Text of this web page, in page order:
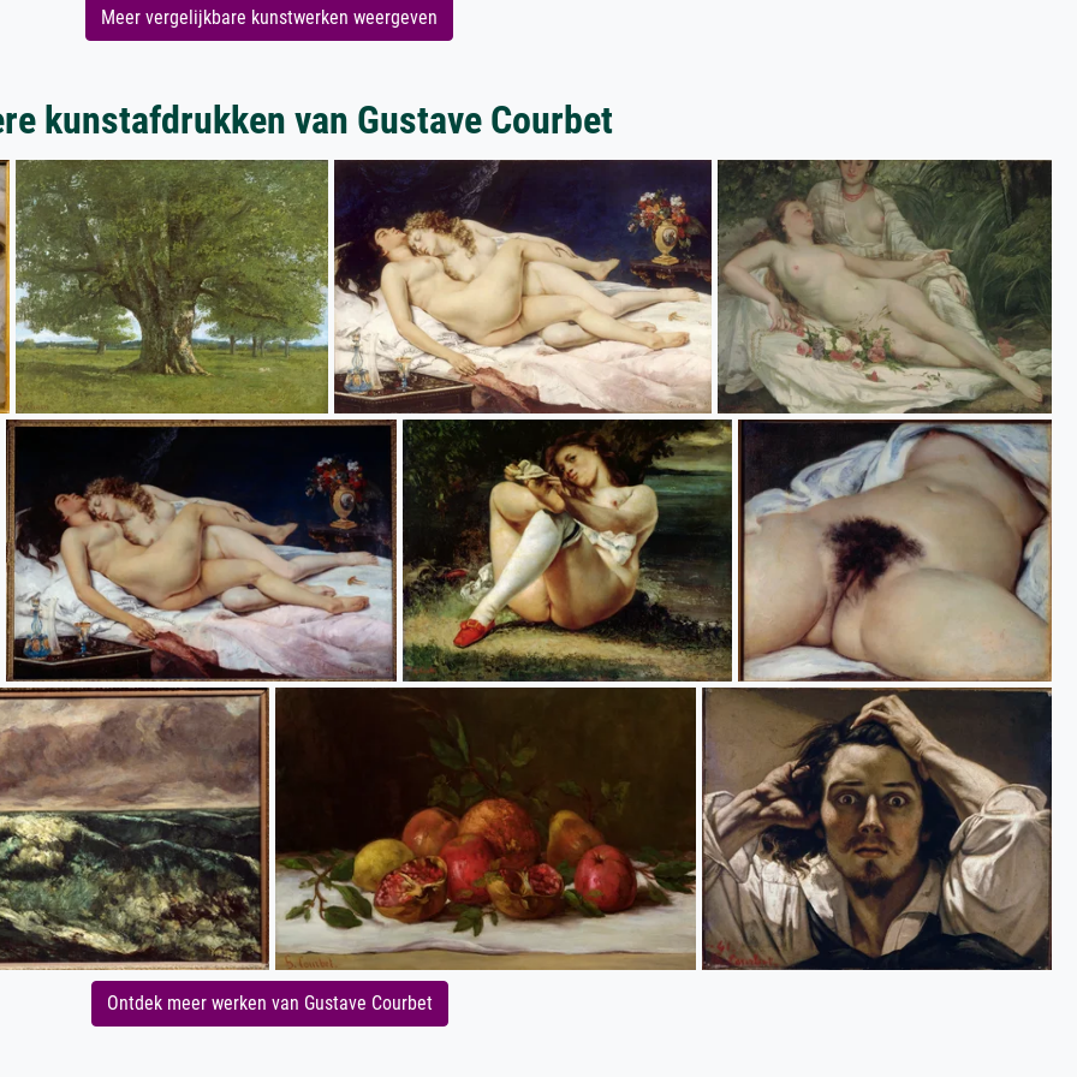
Meer vergelijkbare kunstwerken weergeven
kunstafdrukken van Gustave Courbet
Ontdek meer werken van Gustave Courbet